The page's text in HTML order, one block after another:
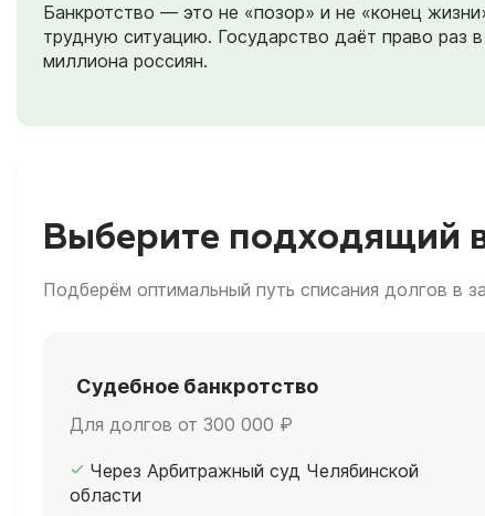
Банкротство — это не «позор» и не «конец
трудную ситуацию. Государство даёт право раз
миллиона россиян.
Выберите подходящий
Подберём оптимальный путь списания долгов в
Судебное банкротство
Для долгов от 300 000 ₽
Через Арбитражный суд Челябинской
области